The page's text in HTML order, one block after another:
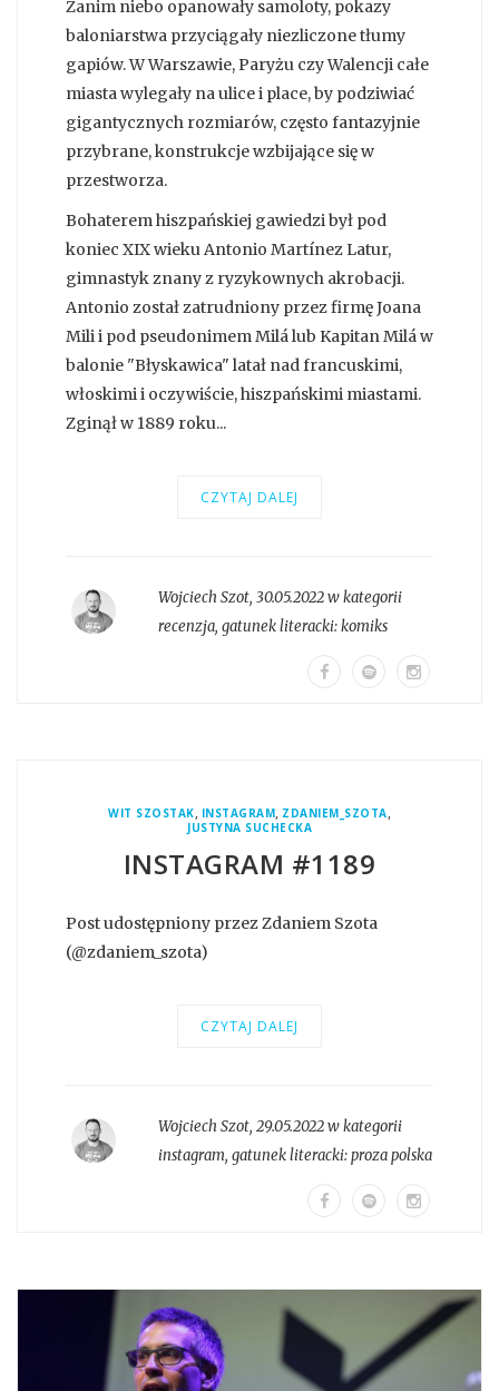
Zanim niebo opanowały samoloty, pokazy
baloniarstwa przyciągały niezliczone tłumy
gapiów. W Warszawie, Paryżu czy Walencji całe
miasta wylegały na ulice i place, by podziwiać
gigantycznych rozmiarów, często fantazyjnie
przybrane, konstrukcje wzbijające się w
przestworza.
Bohaterem hiszpańskiej gawiedzi był pod
koniec XIX wieku Antonio Martínez Latur,
gimnastyk znany z ryzykownych akrobacji.
Antonio został zatrudniony przez firmę Joana
Mili i pod pseudonimem Milá lub Kapitan Milá w
balonie "Błyskawica" latał nad francuskimi,
włoskimi i oczywiście, hiszpańskimi miastami.
Zginął w 1889 roku...
CZYTAJ DALEJ
Wojciech Szot, 30.05.2022 w kategorii
recenzja, gatunek literacki:komiks
WIT SZOSTAK, INSTAGRAM, ZDANIEM_SZOTA,
JUSTYNA SUCHECKA
INSTAGRAM #1189
Post udostępniony przez Zdaniem Szota
(@zdaniem_szota)
CZYTAJ DALEJ
Wojciech Szot, 29.05.2022 w kategorii
instagram, gatunek literacki:proza polska